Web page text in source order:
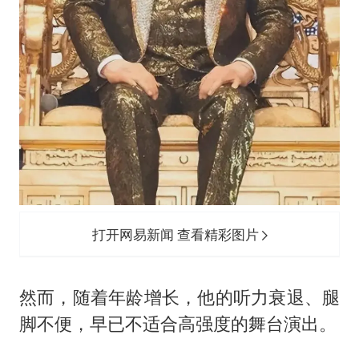
打开网易新闻 查看精彩图片
然而，随着年龄增长，他的听力衰退、腿
脚不便，早已不适合高强度的舞台演出。